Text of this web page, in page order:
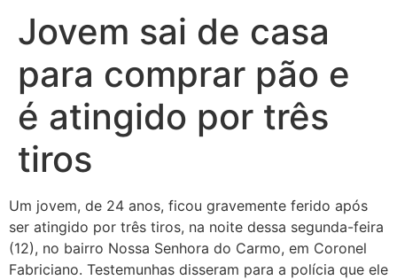
Jovem sai de casa
para comprar pão e
é atingido por três
tiros
Um jovem, de 24 anos, ficou gravemente ferido após
ser atingido por três tiros, na noite dessa segunda-feira
(12), no bairro Nossa Senhora do Carmo, em Coronel
Fabriciano. Testemunhas disseram para a polícia que ele